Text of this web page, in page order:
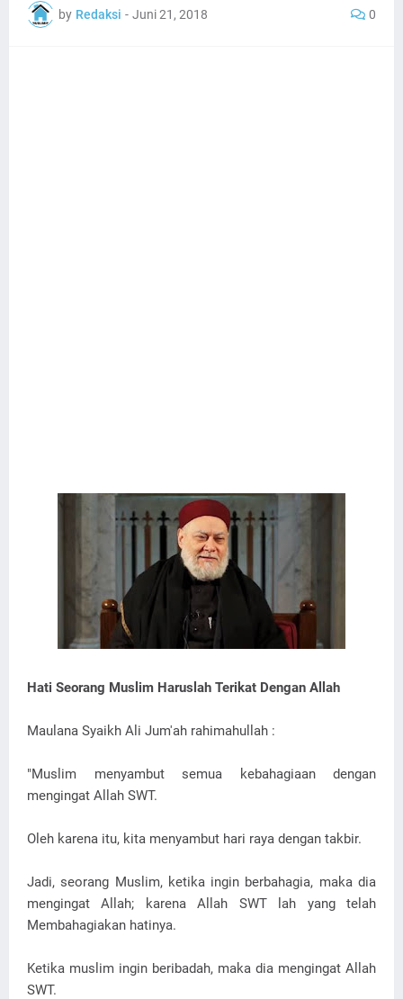
by Redaksi - Juni 21, 2018 0
Hati Seorang Muslim Haruslah Terikat Dengan Allah
Maulana Syaikh Ali Jum'ah rahimahullah :
"Muslim menyambut semua kebahagiaan dengan
mengingat Allah SWT.
Oleh karena itu, kita menyambut hari raya dengan takbir.
Jadi, seorang Muslim, ketika ingin berbahagia, maka dia
mengingat Allah; karena Allah SWT lah yang telah
Membahagiakan hatinya.
Ketika muslim ingin beribadah, maka dia mengingat Allah
SWT.